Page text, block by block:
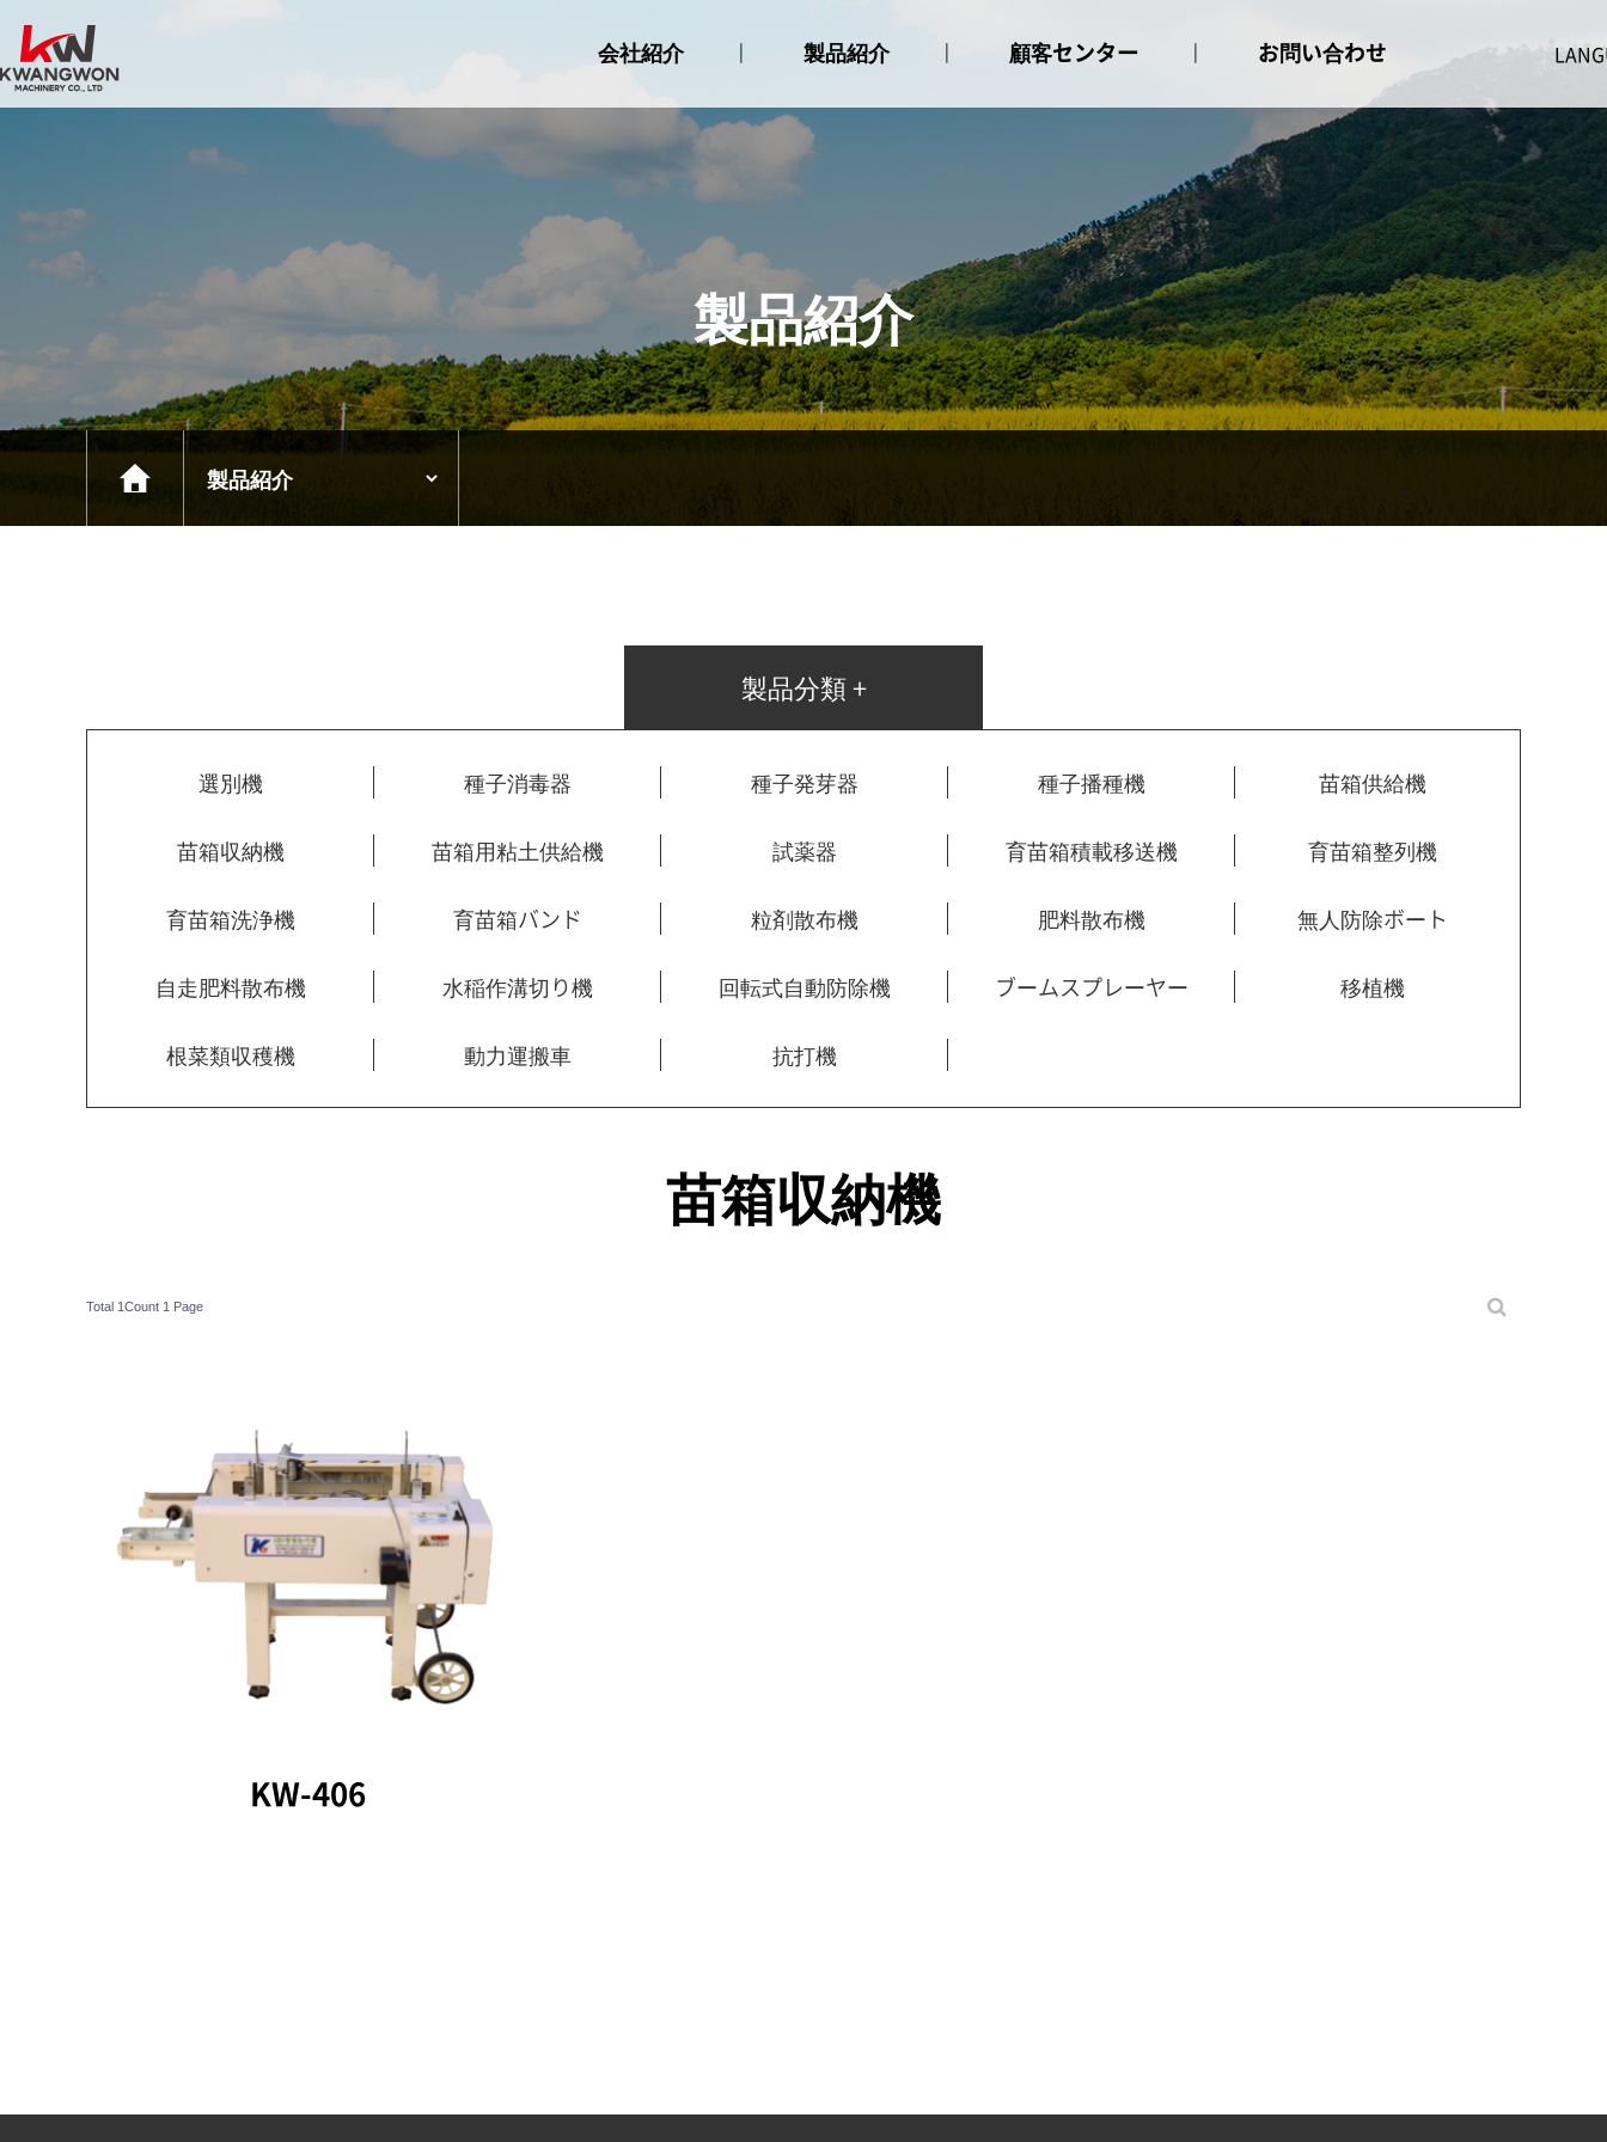
会社紹介
会社沿革
アクセス
製品紹介
選別機
種子消毒器
苗箱収納機
苗箱用粘土供給機
試薬器
育苗箱積載移送機
育苗箱整列機
粒剤散布機
回転式自動防除機
ブームスプレーヤー
根菜類収穫機
抗打機
顧客センター お問い合わせ
お問い合わせ
製品紹介
製品分類 +
選別機 種子消毒器 種子発芽器 種子播種機 苗箱供給機
苗箱収納機 苗箱用粘土供給機 試薬器 育苗箱積載移送機 育苗箱整列機
育苗箱洗浄機 育苗箱バンド 粒剤散布機 肥料散布機 無人防除ボート
自走肥料散布機 水稲作溝切り機 回転式自動防除機 ブームスプレーヤー 移植機
根菜類収穫機 動力運搬車 抗打機
苗箱収納機
Total 1Count 1 Page
KW-406